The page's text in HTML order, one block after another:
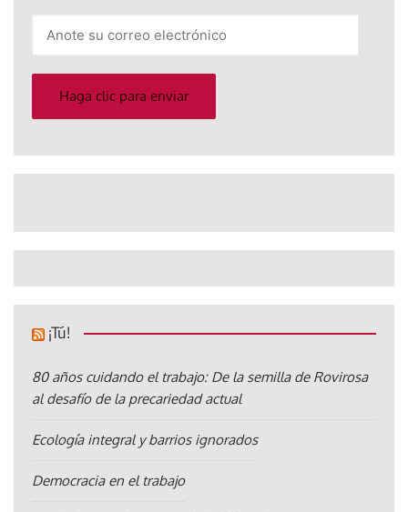
electrónico
Haga clic para enviar
¡Tú!
80 años cuidando el trabajo: De la semilla de Rovirosa
al desafío de la precariedad actual
Ecología integral y barrios ignorados
Democracia en el trabajo